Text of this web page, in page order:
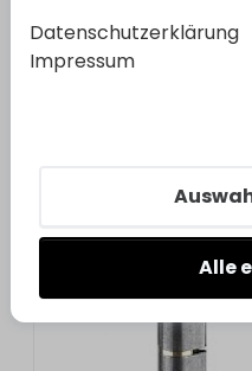
Profilrolle KO41
Datenschutzerklärung
Impressum
Alle